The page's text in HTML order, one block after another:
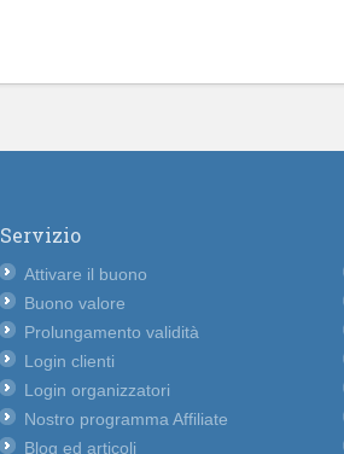
Servizio
Attivare il buono
Buono valore
Prolungamento validità
Login clienti
Login organizzatori
Nostro programma Affiliate
Blog ed articoli